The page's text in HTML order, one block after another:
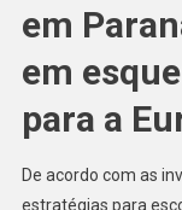
em
em
para a
De acordo com as
estratégias para